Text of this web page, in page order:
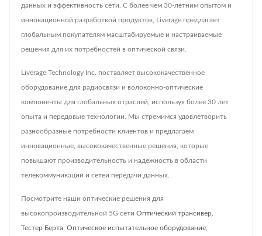
данных и эффективность сети. С более чем 30-летним опытом и
инновационной разработкой продуктов, Liverage предлагает
глобальным покупателям масштабируемые и настраиваемые
решения для их потребностей в оптической связи.
Liverage Technology Inc. поставляет высококачественное
оборудование для радиосвязи и волоконно-оптические
компоненты для глобальных отраслей, используя более 30 лет
опыта и передовые технологии. Мы стремимся удовлетворить
разнообразные потребности клиентов и предлагаем
инновационные, высококачественные решения, которые
повышают производительность и надежность в области
телекоммуникаций и сетей передачи данных.
Посмотрите наши оптические решения для
высокопроизводительной 5G сети Оптический трансивер,
Тестер Берта, Оптическое испытательное оборудование,